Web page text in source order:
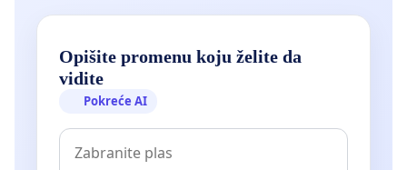
Opišite promenu koju želite da
vidite
Pokreće AI